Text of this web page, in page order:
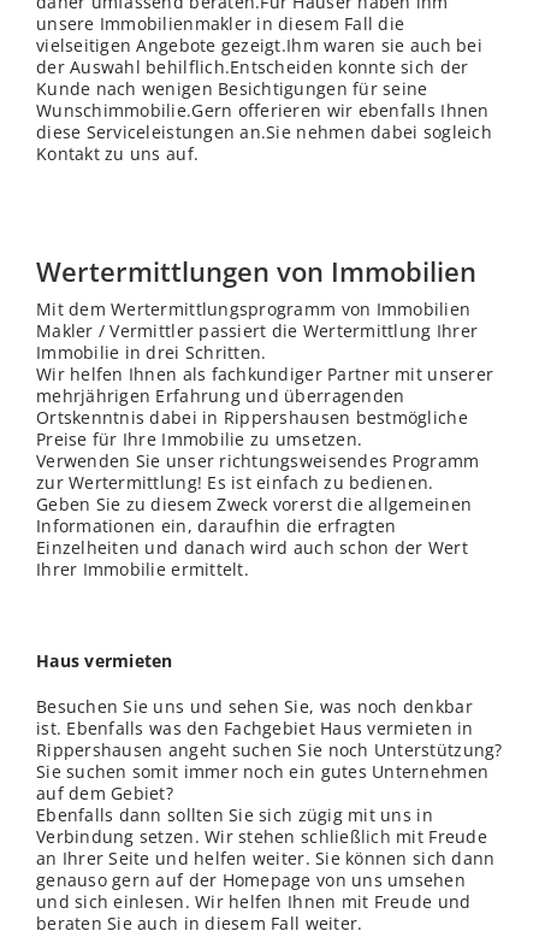
unsere Immobilienmakler in diesem Fall die
vielseitigen Angebote gezeigt.Ihm waren sie auch bei
der Auswahl behilflich.Entscheiden konnte sich der
Kunde nach wenigen Besichtigungen für seine
Wunschimmobilie.Gern offerieren wir ebenfalls Ihnen
diese Serviceleistungen an.Sie nehmen dabei sogleich
Kontakt zu uns auf.
Wertermittlungen von Immobilien
Mit dem Wertermittlungsprogramm von Immobilien
Makler / Vermittler passiert die Wertermittlung Ihrer
Immobilie in drei Schritten.
Wir helfen Ihnen als fachkundiger Partner mit unserer
mehrjährigen Erfahrung und überragenden
Ortskenntnis dabei in Rippershausen bestmögliche
Preise für Ihre Immobilie zu umsetzen.
Verwenden Sie unser richtungsweisendes Programm
zur Wertermittlung! Es ist einfach zu bedienen.
Geben Sie zu diesem Zweck vorerst die allgemeinen
Informationen ein, daraufhin die erfragten
Einzelheiten und danach wird auch schon der Wert
Ihrer Immobilie ermittelt.
Haus vermieten
Besuchen Sie uns und sehen Sie, was noch denkbar
ist. Ebenfalls was den Fachgebiet Haus vermieten in
Rippershausen angeht suchen Sie noch Unterstützung?
Sie suchen somit immer noch ein gutes Unternehmen
auf dem Gebiet?
Ebenfalls dann sollten Sie sich zügig mit uns in
Verbindung setzen. Wir stehen schließlich mit Freude
an Ihrer Seite und helfen weiter. Sie können sich dann
genauso gern auf der Homepage von uns umsehen
und sich einlesen. Wir helfen Ihnen mit Freude und
beraten Sie auch in diesem Fall weiter.